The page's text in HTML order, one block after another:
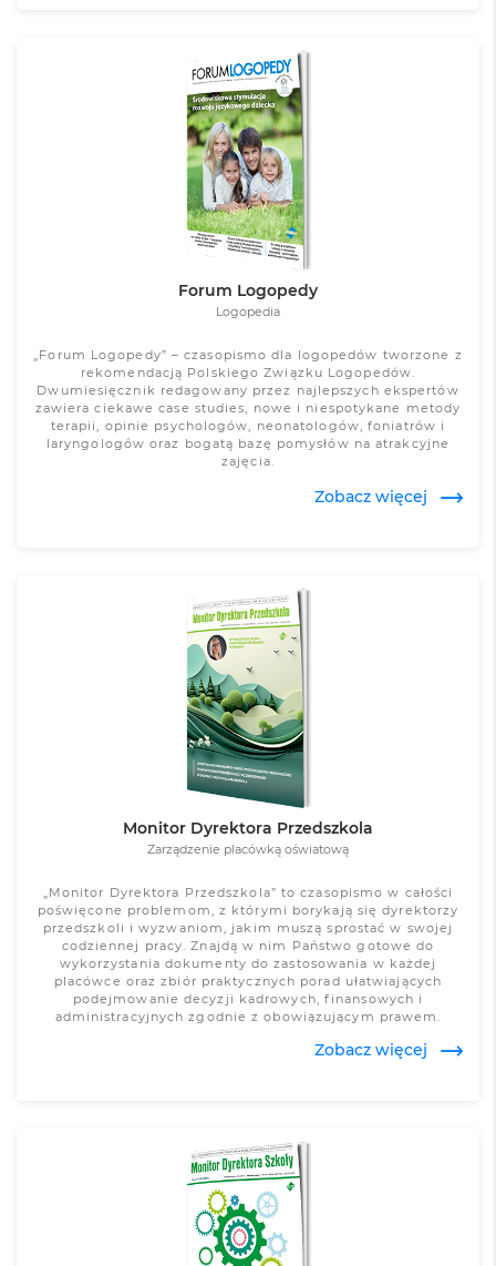
Forum Logopedy
Logopedia
„Forum Logopedy” – czasopismo dla logopedów tworzone z
rekomendacją Polskiego Związku Logopedów.
Dwumiesięcznik redagowany przez najlepszych ekspertów
zawiera ciekawe case studies, nowe i niespotykane metody
terapii, opinie psychologów, neonatologów, foniatrów i
laryngologów oraz bogatą bazę pomysłów na atrakcyjne
zajęcia.
Zobacz więcej
Monitor Dyrektora Przedszkola
Zarządzenie placówką oświatową
„Monitor Dyrektora Przedszkola” to czasopismo w całości
poświęcone problemom, z którymi borykają się dyrektorzy
przedszkoli i wyzwaniom, jakim muszą sprostać w swojej
codziennej pracy. Znajdą w nim Państwo gotowe do
wykorzystania dokumenty do zastosowania w każdej
placówce oraz zbiór praktycznych porad ułatwiających
podejmowanie decyzji kadrowych, finansowych i
administracyjnych zgodnie z obowiązującym prawem.
Zobacz więcej